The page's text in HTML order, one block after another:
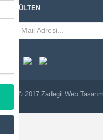
E-BÜLTEN
© 2017 Zadegil Web